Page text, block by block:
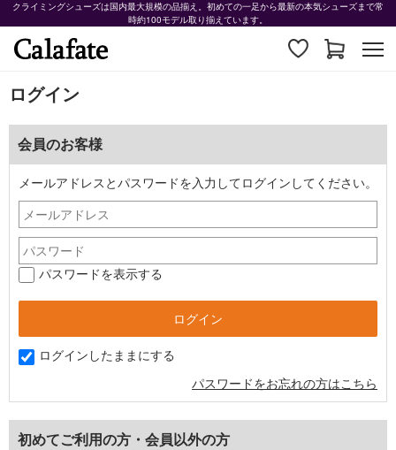
クライミングシューズは国内最大規模の品揃え。初めての一足から最新の本気シューズまで常
時約100モデル取り揃えています。
ログイン
会員のお客様
メールアドレスとパスワードを入力してログインしてください。
パスワードを表示する
ログインしたままにする
パスワードをお忘れの方はこちら
初めてご利用の方・会員以外の方